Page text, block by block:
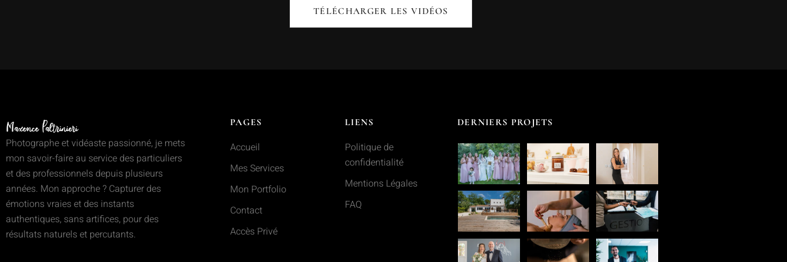
TÉLÉCHARGER LES VIDÉOS
Photographe et vidéaste passionné, je mets
mon savoir-faire au service des particuliers
et des professionnels depuis plusieurs
années. Mon approche ? Capturer des
émotions vraies et des instants
authentiques, sans artifices, pour des
résultats naturels et percutants.
PAGES
Accueil
Mes Services
Mon Portfolio
Contact
Accès Privé
LIENS
Politique de
confidentialité
Mentions Légales
FAQ
DERNIERS PROJETS